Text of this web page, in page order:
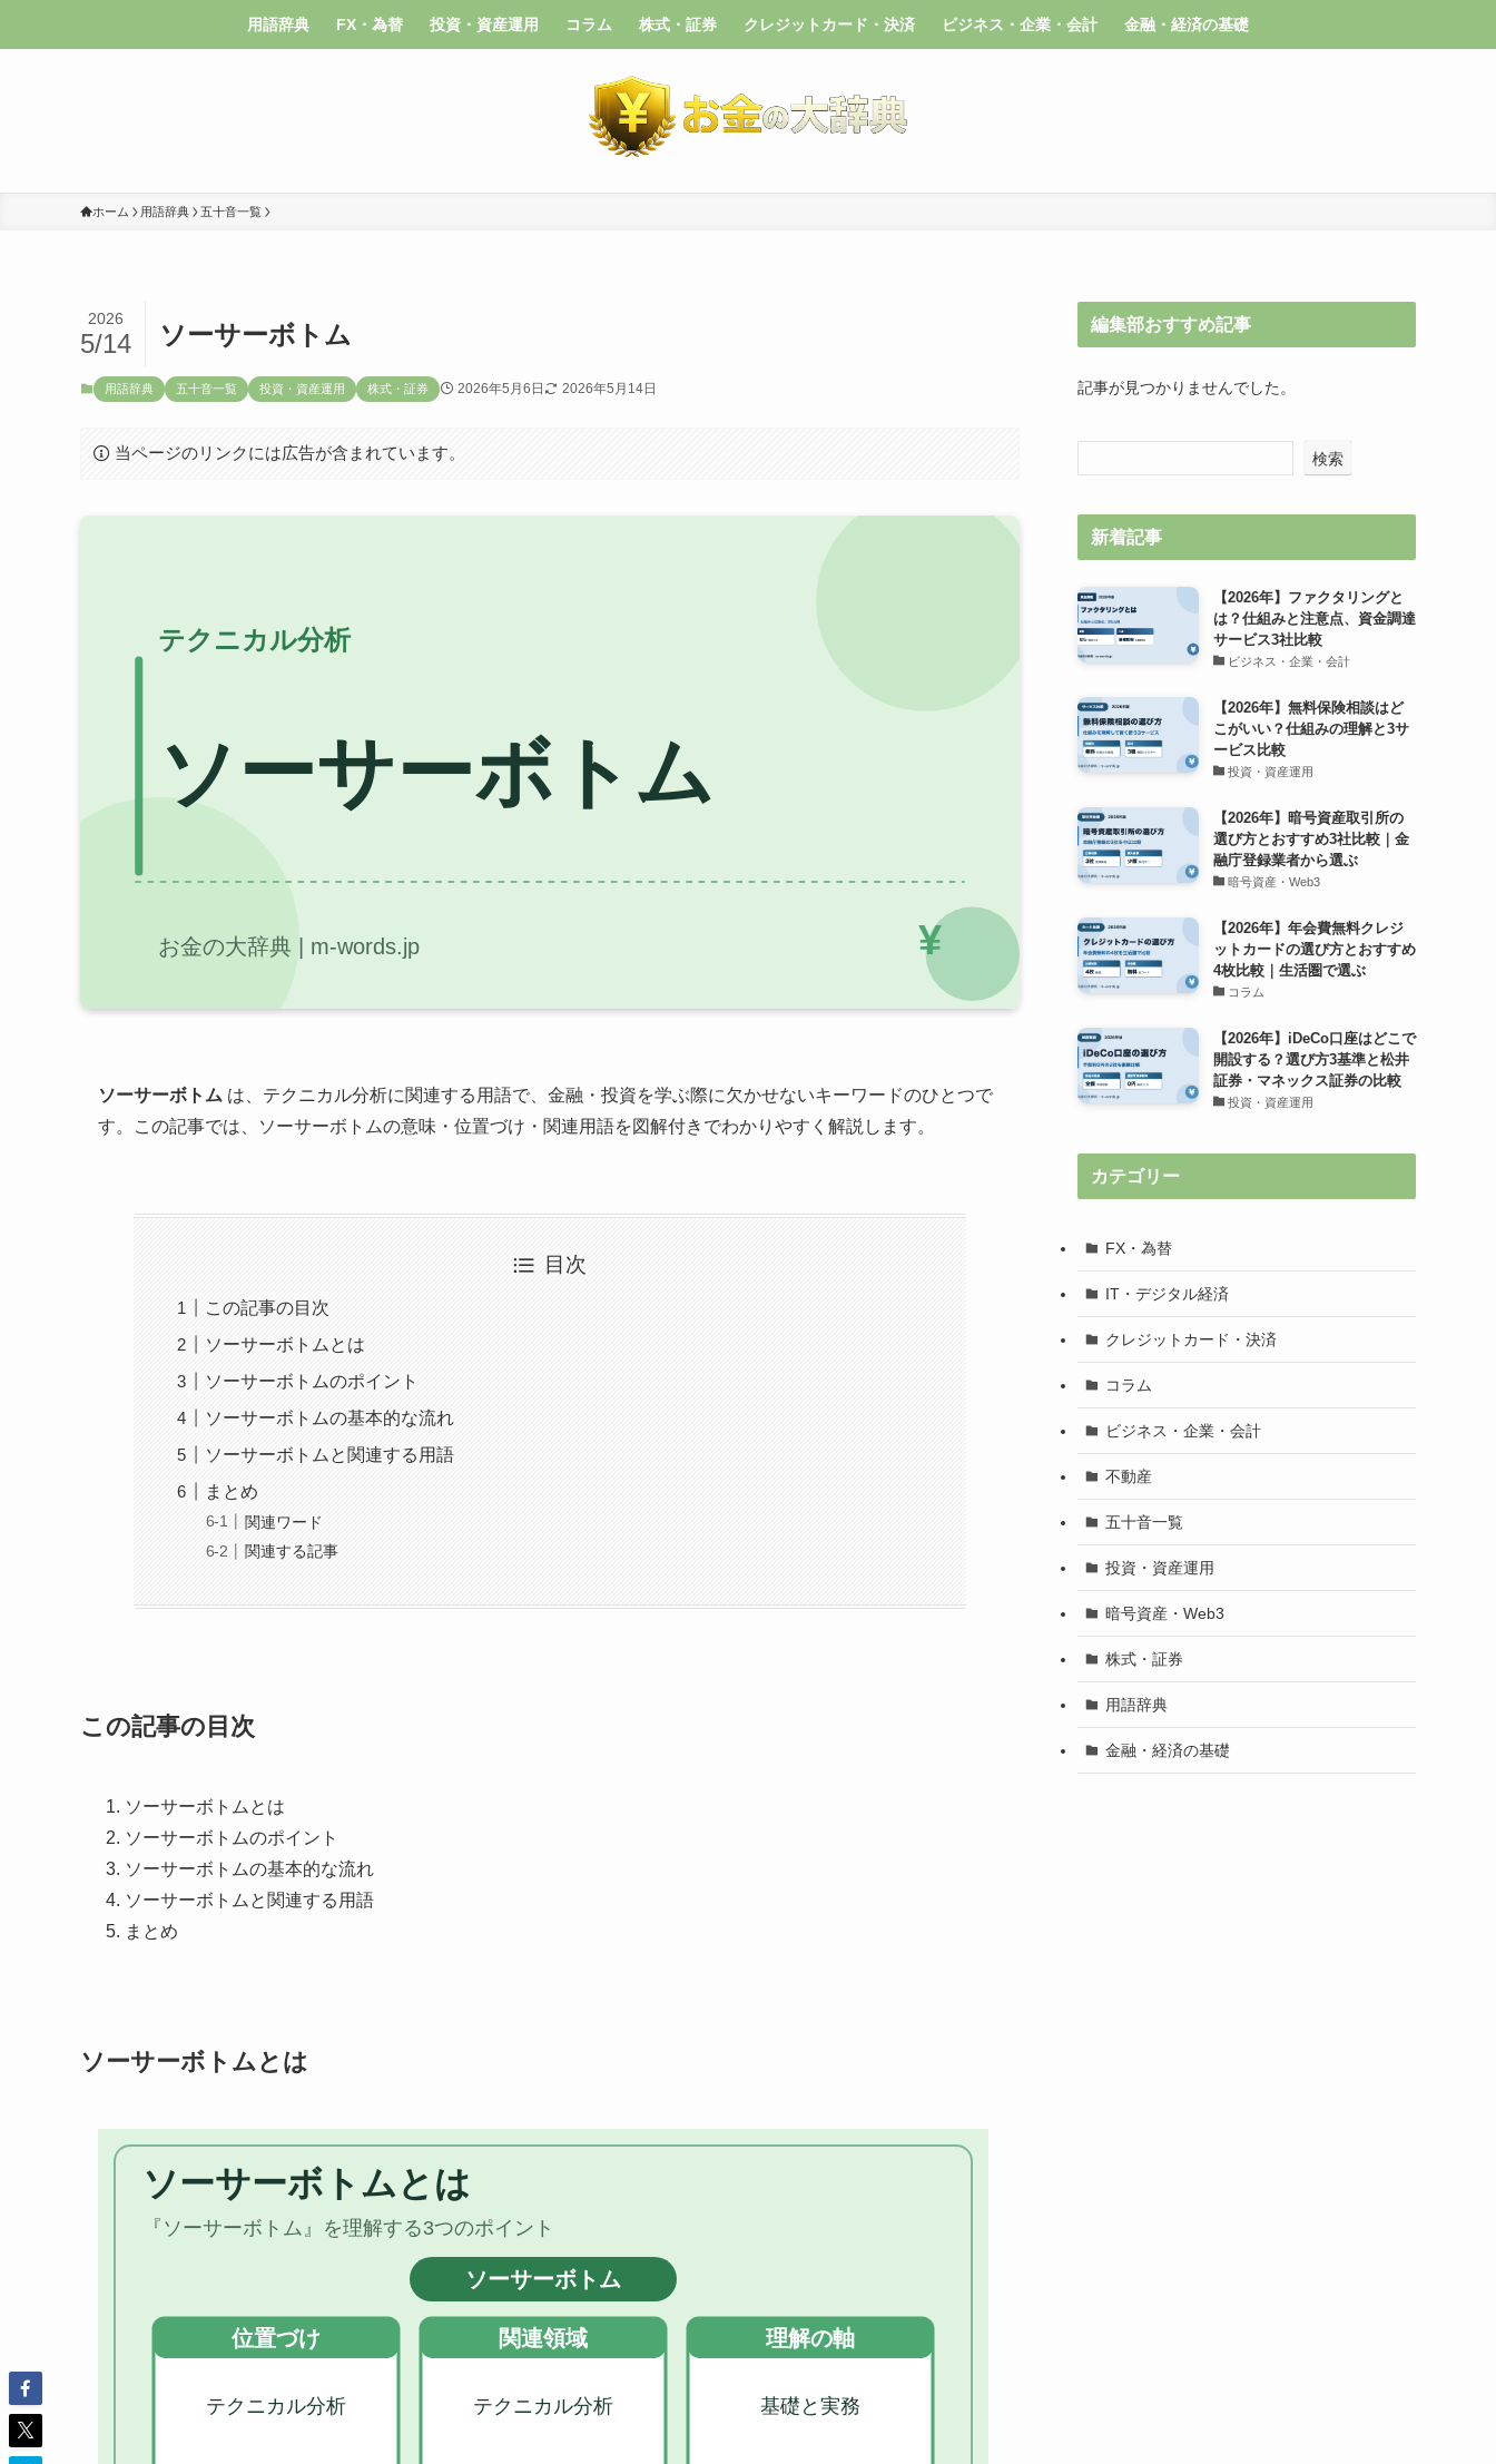
用語辞典 FX・為替 投資・資産運用 コラム 株式・証券 クレジットカード・決済 ビジネス・企業・会計 金融・経済の基礎
ホーム 用語辞典 五十音一覧
ソーサーボトム
2026
5/14
用語辞典 五十音一覧 投資・資産運用 株式・証券 2026年5月6日 2026年5月14日
当ページのリンクには広告が含まれています。
ソーサーボトム は、テクニカル分析に関連する用語で、金融・投資を学ぶ際に欠かせないキーワードのひとつで
す。この記事では、ソーサーボトムの意味・位置づけ・関連用語を図解付きでわかりやすく解説します。
目次
この記事の目次
ソーサーボトムとは
ソーサーボトムのポイント
ソーサーボトムの基本的な流れ
ソーサーボトムと関連する用語
まとめ
関連ワード
関連する記事
この記事の目次
ソーサーボトムとは
ソーサーボトムのポイント
ソーサーボトムの基本的な流れ
ソーサーボトムと関連する用語
まとめ
ソーサーボトムとは
編集部おすすめ記事
記事が見つかりませんでした。
検索
新着記事
【2026年】ファクタリングと
は？仕組みと注意点、資金調達
サービス3社比較
ビジネス・企業・会計
【2026年】無料保険相談はど
こがいい？仕組みの理解と3サ
ービス比較
投資・資産運用
【2026年】暗号資産取引所の
選び方とおすすめ3社比較｜金
融庁登録業者から選ぶ
暗号資産・Web3
【2026年】年会費無料クレジ
ットカードの選び方とおすすめ
4枚比較｜生活圏で選ぶ
コラム
【2026年】iDeCo口座はどこで
開設する？選び方3基準と松井
証券・マネックス証券の比較
投資・資産運用
カテゴリー
FX・為替
IT・デジタル経済
クレジットカード・決済
コラム
ビジネス・企業・会計
不動産
五十音一覧
投資・資産運用
暗号資産・Web3
株式・証券
用語辞典
金融・経済の基礎